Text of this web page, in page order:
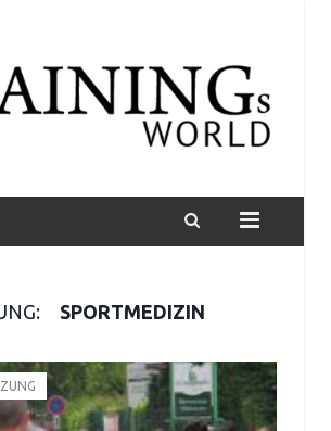
SPORTMEDIZIN